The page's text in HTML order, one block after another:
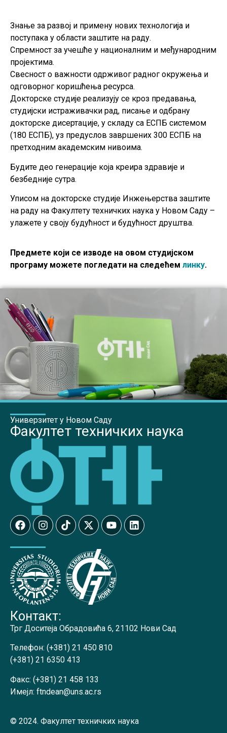
Знање за развој и примену нових технологија и
поступака у области заштите на раду.
Спремност за учешће у националним и међународним
пројектима.
Свесност о важности одрживог радног окружења и
одговорног коришћења ресурса.
Докторске студије реализују се кроз предавања,
студијски истраживачки рад, писање и одбрану
докторске дисертације, у складу са ЕСПБ системом
(180 ЕСПБ), уз предуслов завршених 300 ЕСПБ на
претходним академским нивоима.
Будите део генерације која креира здравије и
безбедније сутра.
Уписом на докторске студије Инжењерства заштите
на раду на Факултету техничких наука у Новом Саду –
улажете у своју будућност и будућност друштва.
Предмете који се изводе на овом студијском
програму можете погледати на следећем линку.
Универзитет у Новом Саду
Факултет техничких наука
Контакт:
Трг Доситеја Обрадовића 6, 21102 Нови Сад
Телефон: (+381) 21 450 810
(+381) 21 6350 413
Факс: (+381) 21 458 133
Имејл: ftndean@uns.ac.rs
© 2024. Факултет техничких наука